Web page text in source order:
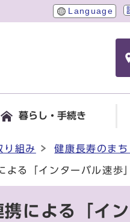
Language
暮らし・手続き
り組み 健康長寿のまち
よる「インターバル速歩
による「イ